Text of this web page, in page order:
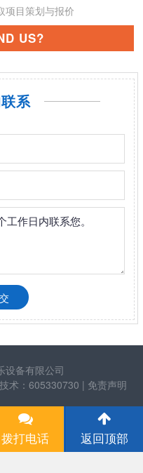
项目策划与报价
US?
系
设备有限公司
技术：605330730 | 免责声明
拨打电话 返回顶部